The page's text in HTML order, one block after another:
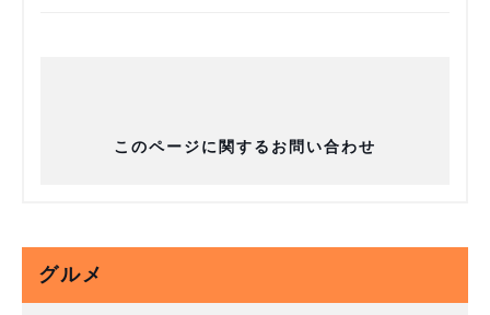
このページに関するお問い合わせ
グルメ